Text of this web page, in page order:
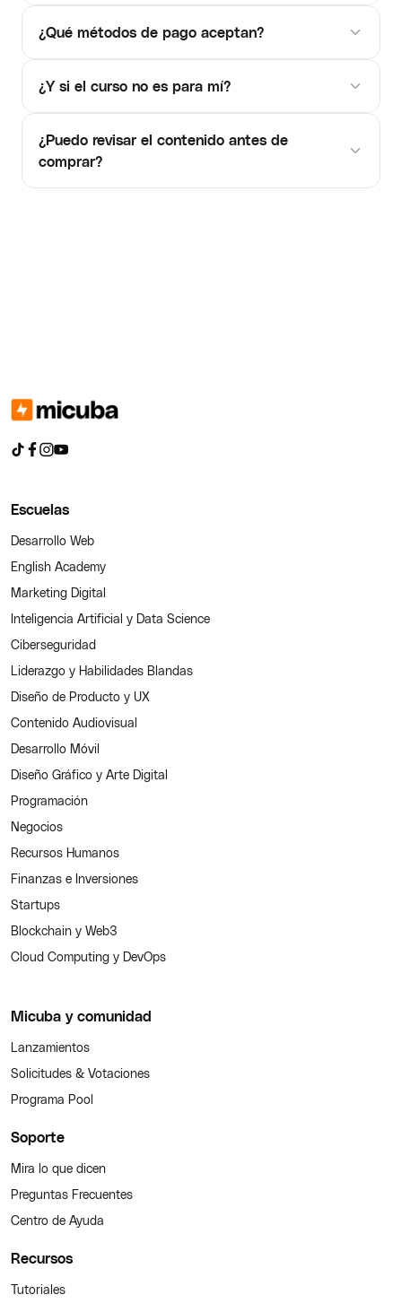
¿Qué métodos de pago aceptan?
¿Y si el curso no es para mí?
¿Puedo revisar el contenido antes de
comprar?
Escuelas
Desarrollo Web
English Academy
Marketing Digital
Inteligencia Artificial y Data Science
Ciberseguridad
Liderazgo y Habilidades Blandas
Diseño de Producto y UX
Contenido Audiovisual
Desarrollo Móvil
Diseño Gráfico y Arte Digital
Programación
Negocios
Recursos Humanos
Finanzas e Inversiones
Startups
Blockchain y Web3
Cloud Computing y DevOps
Micuba y comunidad
Lanzamientos
Solicitudes & Votaciones
Programa Pool
Soporte
Mira lo que dicen
Preguntas Frecuentes
Centro de Ayuda
Recursos
Tutoriales